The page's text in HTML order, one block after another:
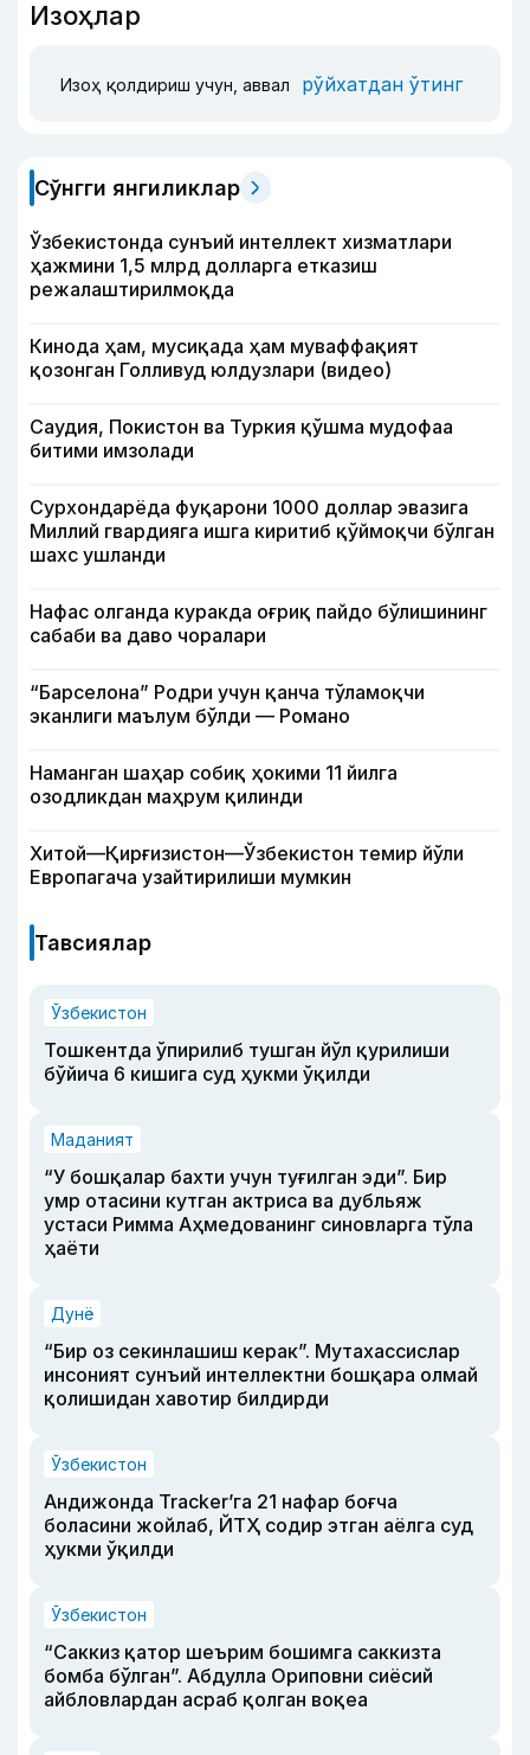
Изоҳлар
Изоҳ қолдириш учун, аввал рўйхатдан ўтинг
Сўнгги янгиликлар
Ўзбекистонда сунъий интеллект хизматлари
ҳажмини 1,5 млрд долларга етказиш
режалаштирилмоқда
Кинода ҳам, мусиқада ҳам муваффақият
қозонган Голливуд юлдузлари (видео)
Саудия, Покистон ва Туркия қўшма мудофаа
битими имзолади
Сурхондарёда фуқарони 1000 доллар эвазига
Миллий гвардияга ишга киритиб қўймоқчи бўлган
шахс ушланди
Нафас олганда куракда оғриқ пайдо бўлишининг
сабаби ва даво чоралари
“Барселона” Родри учун қанча тўламоқчи
эканлиги маълум бўлди — Романо
Наманган шаҳар собиқ ҳокими 11 йилга
озодликдан маҳрум қилинди
Хитой—Қирғизистон—Ўзбекистон темир йўли
Европагача узайтирилиши мумкин
Тавсиялар
Ўзбекистон
Тошкентда ўпирилиб тушган йўл қурилиши
бўйича 6 кишига суд ҳукми ўқилди
Маданият
“У бошқалар бахти учун туғилган эди”. Бир
умр отасини кутган актриса ва дубльяж
устаси Римма Аҳмедованинг синовларга тўла
ҳаёти
Дунё
“Бир оз секинлашиш керак”. Мутахассислар
инсоният сунъий интеллектни бошқара олмай
қолишидан хавотир билдирди
Ўзбекистон
Андижонда Tracker’га 21 нафар боғча
боласини жойлаб, ЙТҲ содир этган аёлга суд
ҳукми ўқилди
Ўзбекистон
“Саккиз қатор шеърим бошимга саккизта
бомба бўлган”. Абдулла Ориповни сиёсий
айбловлардан асраб қолган воқеа